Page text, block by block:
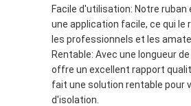
Facile d'utilisation: Notre
une application facile, ce qui le
les professionnels et les
Rentable: Avec une longueur
offre un excellent rapport
fait une solution rentable pour
d'isolation.